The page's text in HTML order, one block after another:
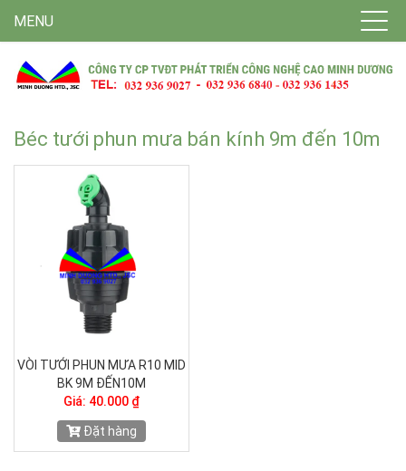
MENU
Béc tưới phun mưa bán kính 9m đến 10m
VÒI TƯỚI PHUN MƯA R10 MID
BK 9M ĐẾN10M
Giá: 40.000 ₫
Đặt hàng